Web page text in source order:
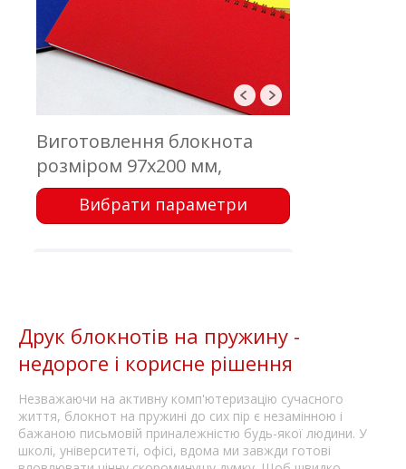
Виготовлення блокнота
розміром 97х200 мм,
обкладинка - цифровий
друк; блок - 50 аркушів,
Вибрати параметри
Друк блокнотів на пружину -
недороге і корисне рішення
Незважаючи на активну комп'ютеризацію сучасного
життя, блокнот на пружині до сих пір є незамінною і
бажаною письмовій приналежністю будь-якої людини. У
школі, університеті, офісі, вдома ми завжди готові